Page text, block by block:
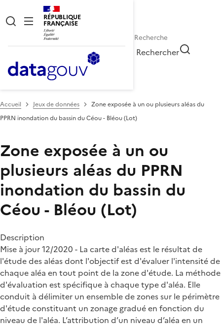
RÉPUBLIQUE
FRANÇAISE
Rechercher
Accueil Jeux de données
Zone exposée à un ou plusieurs aléas du
PPRN inondation du bassin du Céou - Bléou (Lot)
Zone exposée à un ou
plusieurs aléas du PPRN
inondation du bassin du
Céou - Bléou (Lot)
Description
Mise à jour 12/2020 - La carte d'aléas est le résultat de
l'étude des aléas dont l'objectif est d'évaluer l'intensité de
chaque aléa en tout point de la zone d'étude. La méthode
d'évaluation est spécifique à chaque type d'aléa. Elle
conduit à délimiter un ensemble de zones sur le périmètre
d'étude constituant un zonage gradué en fonction du
niveau de l'aléa. L’attribution d’un niveau d’aléa en un